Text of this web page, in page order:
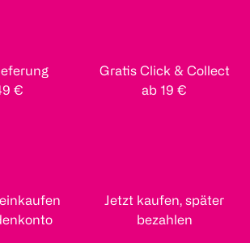
€
Gratis Click & Collect
ab 19 €
Jetzt kaufen, später
bezahlen